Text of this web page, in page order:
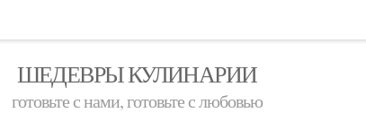
ШЕДЕВРЫ КУЛИНАРИИ
готовьте с нами, готовьте с любовью